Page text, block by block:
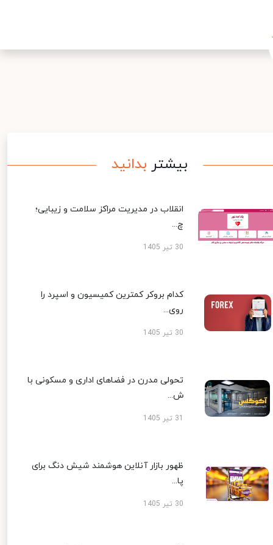
بیشتر بدانید
انقلاب در مدیریت مراکز سلامت و زیبایی؛
چ...
30 تیر 1405
کدام بروکر کمترین کمیسیون و اسپرد را
روی...
30 تیر 1405
تحولی مدرن در فضاهای اداری و مسکونی با
ش...
ظهور بازار آنلاین هوشمند شیش دنگ برای
پا...
30 تیر 1405